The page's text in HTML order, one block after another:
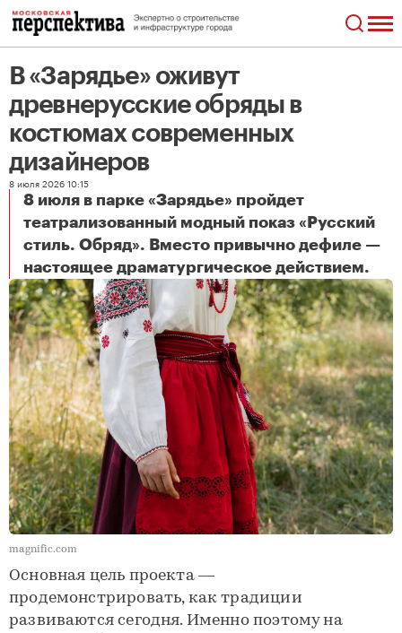
В «Зарядье» оживут
древнерусские обряды в
костюмах современных
дизайнеров
8 июля 2026 10:15
8 июля в парке «Зарядье» пройдет
театрализованный модный показ «Русский
стиль. Обряд». Вместо привычно дефиле —
настоящее драматургическое действием.
В «Зарядье» оживут древнерусские обряды в костюмах современных дизайнеров
magnific.com
Основная цель проекта —
продемонстрировать, как традиции
развиваются сегодня. Именно поэтому на